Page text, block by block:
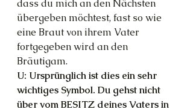
dass du mich an den Nächsten
übergeben möchtest, fast so wie
eine Braut von ihrem Vater
fortgegeben wird an den
Bräutigam.
U: Ursprünglich ist dies ein sehr
wichtiges Symbol. Du gehst nicht
über vom BESITZ deines Vaters in